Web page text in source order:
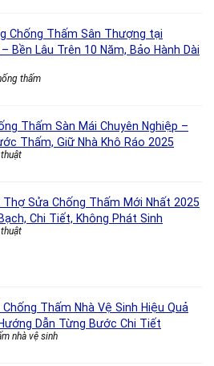
Chống Thấm Sân Thượng tại
– Bền Lâu Trên 10 Năm, Bảo Hành Dài
thấm
Thấm Sàn Mái Chuyên Nghiệp –
Thấm, Giữ Nhà Khô Ráo 2025
Thợ Sửa Chống Thấm Mới Nhất 2025
Chi Tiết, Không Phát Sinh
Chống Thấm Nhà Vệ Sinh Hiệu Quả
Dẫn Từng Bước Chi Tiết
nhà vệ sinh